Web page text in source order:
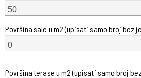
Površina sale u m2 (upisati samo broj bez
Površina terase u m2 (upisati samo broj